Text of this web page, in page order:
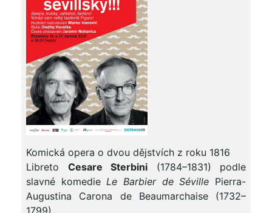
Komická opera o dvou dějstvích z roku 1816
Libreto Cesare Sterbini (1784–1831) podle
slavné komedieLe Barbier de Séville Pierra-
Augustina Carona de Beaumarchaise (1732–
1799)